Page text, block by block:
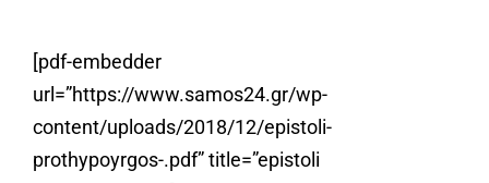
[pdf-embedder
url=”https://www.samos24.gr/wp-
content/uploads/2018/12/epistoli-
prothypoyrgos-.pdf” title=”epistoli